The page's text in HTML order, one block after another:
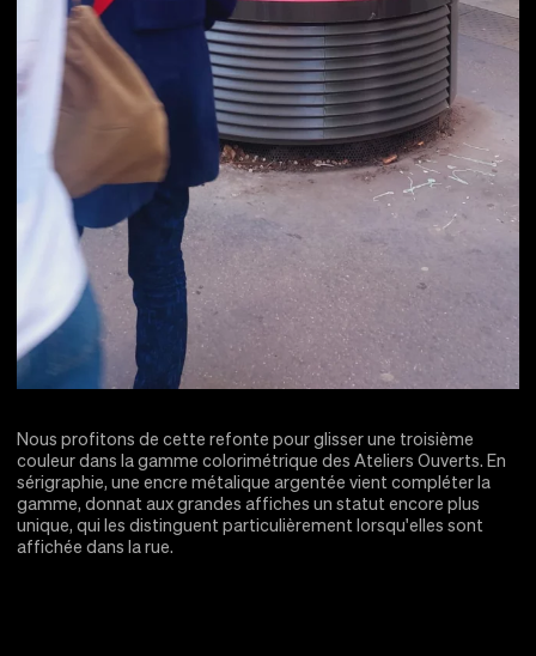
Nous profitons de cette refonte pour glisser une troisième
couleur dans la gamme colorimétrique des Ateliers Ouverts. En
sérigraphie, une encre métalique argentée vient compléter la
gamme, donnat aux grandes affiches un statut encore plus
unique, qui les distinguent particulièrement lorsqu'elles sont
affichée dans la rue.